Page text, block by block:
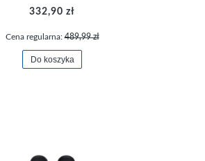
332,90 zł
Cena regularna:489,99 zł
Do koszyka